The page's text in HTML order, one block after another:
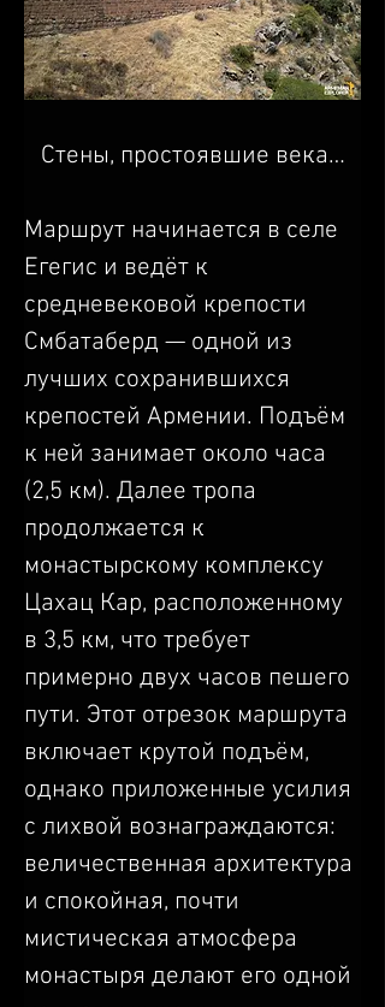
Стены, простоявшие века…
Маршрут начинается в селе
Егегис и ведёт к
средневековой крепости
Смбатаберд — одной из
лучших сохранившихся
крепостей Армении. Подъём
к ней занимает около часа
(2,5 км). Далее тропа
продолжается к
монастырскому комплексу
Цахац Кар, расположенному
в 3,5 км, что требует
примерно двух часов пешего
пути. Этот отрезок маршрута
включает крутой подъём,
однако приложенные усилия
с лихвой вознаграждаются:
величественная архитектура
и спокойная, почти
мистическая атмосфера
монастыря делают его одной